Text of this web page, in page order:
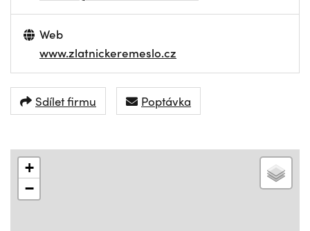
Web
www.zlatnickeremeslo.cz
Sdílet firmu Poptávka
+
−